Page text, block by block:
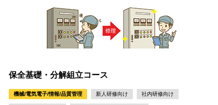
保全基礎・分解組立コース
機械/電気電子/情報/品質管理 新人研修向け 社内研修向け